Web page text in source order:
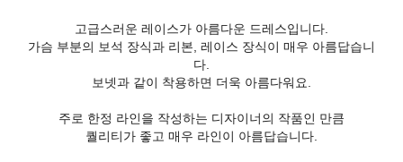
고급스러운 레이스가 아름다운 드레스입니다.
가슴 부분의 보석 장식과 리본, 레이스 장식이 매우 아름답습니
다.
보넷과 같이 착용하면 더욱 아름다워요.
주로 한정 라인을 작성하는 디자이너의 작품인 만큼
퀄리티가 좋고 매우 라인이 아름답습니다.